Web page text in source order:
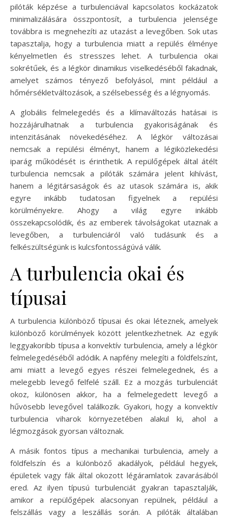
pilóták képzése a turbulenciával kapcsolatos kockázatok
minimalizálására összpontosít, a turbulencia jelensége
továbbra is megnehezíti az utazást a levegőben. Sok utas
tapasztalja, hogy a turbulencia miatt a repülés élménye
kényelmetlen és stresszes lehet. A turbulencia okai
sokrétűek, és a légkör dinamikus viselkedéséből fakadnak,
amelyet számos tényező befolyásol, mint például a
hőmérsékletváltozások, a szélsebesség és a légnyomás.
A globális felmelegedés és a klímaváltozás hatásai is
hozzájárulhatnak a turbulencia gyakoriságának és
intenzitásának növekedéséhez. A légkör változásai
nemcsak a repülési élményt, hanem a légiközlekedési
iparág működését is érinthetik. A repülőgépek által átélt
turbulencia nemcsak a pilóták számára jelent kihívást,
hanem a légitársaságok és az utasok számára is, akik
egyre inkább tudatosan figyelnek a repülési
körülményekre. Ahogy a világ egyre inkább
összekapcsolódik, és az emberek távolságokat utaznak a
levegőben, a turbulenciáról való tudásunk és a
felkészültségünk is kulcsfontosságúvá válik.
A turbulencia okai és
típusai
A turbulencia különböző típusai és okai léteznek, amelyek
különböző körülmények között jelentkezhetnek. Az egyik
leggyakoribb típusa a konvektív turbulencia, amely a légkör
felmelegedéséből adódik. A napfény melegíti a földfelszínt,
ami miatt a levegő egyes részei felmelegednek, és a
melegebb levegő felfelé száll. Ez a mozgás turbulenciát
okoz, különösen akkor, ha a felmelegedett levegő a
hűvösebb levegővel találkozik. Gyakori, hogy a konvektív
turbulencia viharok környezetében alakul ki, ahol a
légmozgások gyorsan változnak.
A másik fontos típus a mechanikai turbulencia, amely a
földfelszín és a különböző akadályok, például hegyek,
épületek vagy fák által okozott légáramlatok zavarásából
ered. Az ilyen típusú turbulenciát gyakran tapasztalják,
amikor a repülőgépek alacsonyan repülnek, például a
felszállás vagy a leszállás során. A pilóták általában